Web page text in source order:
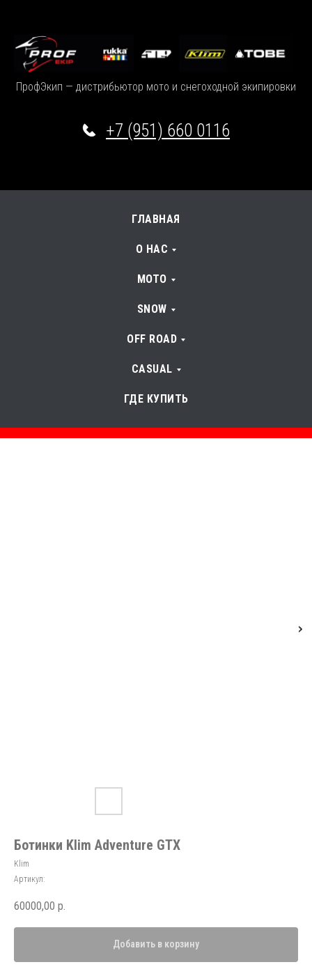
ПрофЭкип — дистрибьютор мото и снегоходной экипировки
+7 (951) 660 0116
ГЛАВНАЯ
О НАС
МОТО
SNOW
OFF ROAD
CASUAL
ГДЕ КУПИТЬ
Ботинки Klim Adventure GTX
Klim
Артикул:
60000,00 р.
Добавить в корзину